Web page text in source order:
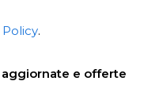
.
e offerte